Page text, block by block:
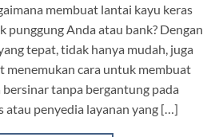
membuat lantai kayu keras
punggung Anda atau bank? Dengan
tepat, tidak hanya mudah, juga
menemukan cara untuk membuat
tanpa bergantung pada
atau penyedia layanan yang […]